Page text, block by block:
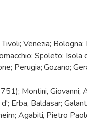
Tivoli; Venezia;
Spoleto; Isola
Perugia; Gozano;
Montini, Giovanni;
Erba, Baldasar;
Agabiti, Pietro